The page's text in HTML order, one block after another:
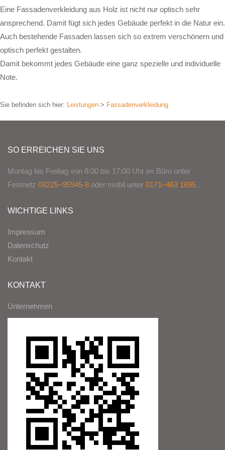
Eine Fassadenverkleidung aus Holz ist nicht nur optisch sehr
ansprechend. Damit fügt sich jedes Gebäude perfekt in die Natur ein.
Auch bestehende Fassaden lassen sich so extrem verschönern und
optisch perfekt gestalten.
Damit bekommt jedes Gebäude eine ganz spezielle und individuelle
Note.
Sie befinden sich hier: Leistungen > Fassadenverkleidung
SO ERREICHEN SIE UNS
Montag bis Freitag von 8:00 bis 17:00 Uhr im Büro unter
Festnetz 08225–95945-8 oder mobil unter 0171–463 1695 .
WICHTIGE LINKS
Impressum
Datenschutz
Kontakt
KONTAKT
Unternehmen